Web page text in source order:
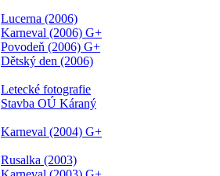
Lucerna (2006)
Karneval (2006) G+
Povodeň (2006) G+
Dětský den (2006)
Letecké fotografie
Stavba OÚ Káraný
Karneval (2004) G+
Rusalka (2003)